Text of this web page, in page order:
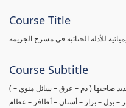
Course Title
للأدلة الجنائية في مسرح الجريمة
Course Subtitle
( إجراء الإختبارات علي العينة البيولوجية لتحديد صاحبها ( دم – عرق – سائل منوي –
– بول – براز – أسنان – أظافر – عظام